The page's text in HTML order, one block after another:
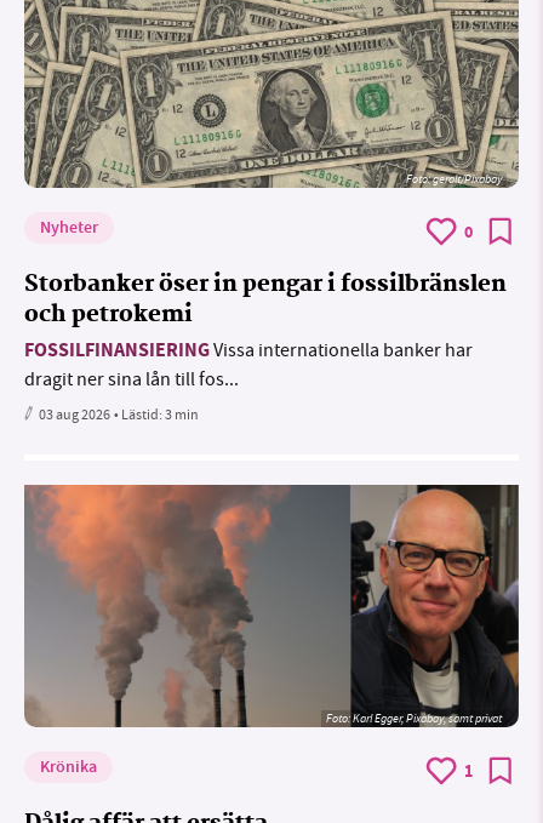
Foto:geralt/Pixabay
Nyheter 0
Storbanker öser in pengar i fossilbränslen
och petrokemi
FOSSILFINANSIERINGVissa internationella banker har
dragit ner sina lån till fos...
03 aug 2026• Lästid:3 min
Foto:Karl Egger, Pixabay, samt privat
Krönika 1